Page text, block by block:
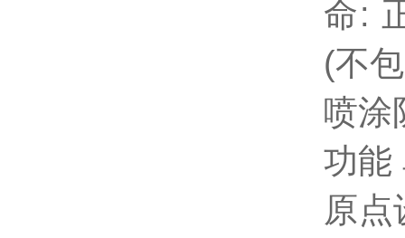
命:
(不
喷涂
功能
原